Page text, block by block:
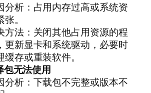
分析：占用内存过高或系统资
。
方法：关闭其他占用资源的程
更新显卡和系统驱动，必要时
缓存或重装软件。
包无法使用
分析：下载包不完整或版本不